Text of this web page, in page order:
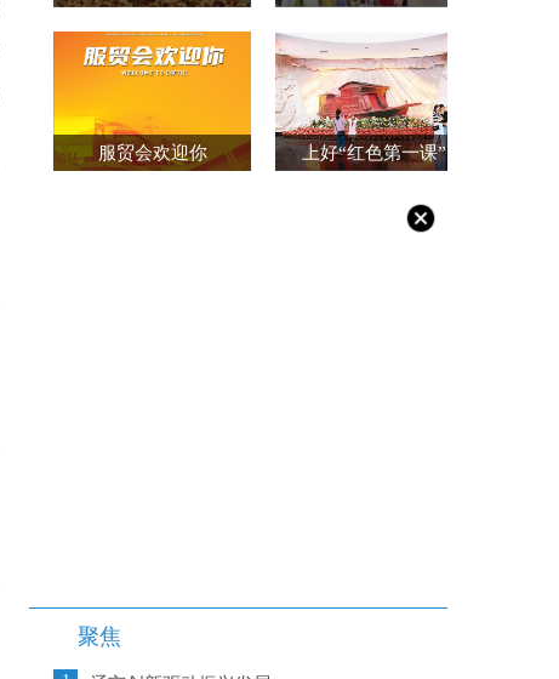
服贸会欢迎你 上好“红色第一课”
聚焦